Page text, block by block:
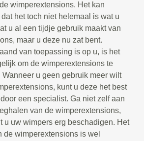
wimperextensions. Het kan
het toch niet helemaal is wat u
u al een tijdje gebruik maakt van
maar u deze nu zat bent.
van toepassing is op u, is het
om de wimperextensions te
Wanneer u geen gebruik meer wilt
kunt u deze het best
een specialist. Ga niet zelf aan
van de wimperextensions,
u uw wimpers erg beschadigen. Het
de wimperextensions is wel